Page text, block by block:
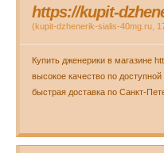
https://kupit-
(kupit-dzhenerik-sialis-40mg.ru
Купить дженерики в магазине
высокое качество по доступной
быстрая доставка по Санкт-